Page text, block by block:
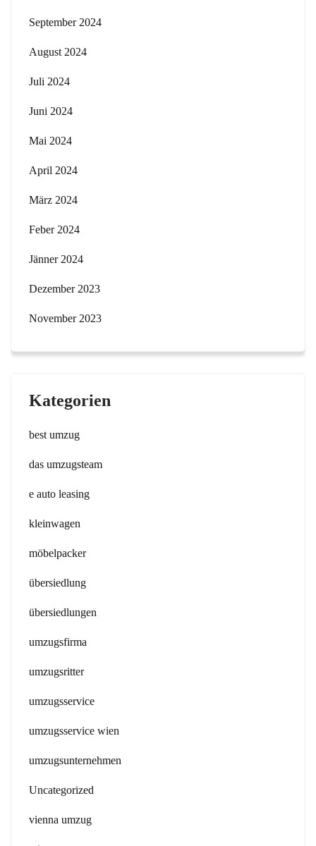
September 2024
August 2024
Juli 2024
Juni 2024
Mai 2024
April 2024
März 2024
Feber 2024
Jänner 2024
Dezember 2023
November 2023
Kategorien
best umzug
das umzugsteam
e auto leasing
kleinwagen
möbelpacker
übersiedlung
übersiedlungen
umzugsfirma
umzugsritter
umzugsservice
umzugsservice wien
umzugsunternehmen
Uncategorized
vienna umzug